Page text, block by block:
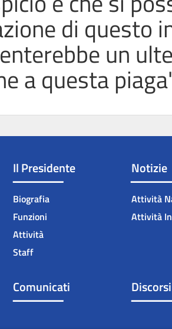
di questo
un
a questa
Il Presidente
Biografia
Funzioni
Attività
Staff
Notizie
Attività
Attività
Comunicati Discorsi